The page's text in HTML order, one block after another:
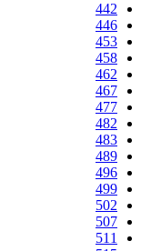
442
446
453
458
462
467
477
482
483
489
496
499
502
507
511